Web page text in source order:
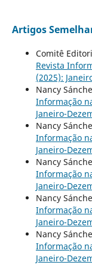
Artigos
Comitê
Revista
(2025):
Nancy
Informação
Janeiro-
Nancy
Informação
Janeiro-
Nancy
Informação
Janeiro-
Nancy
Informação
Janeiro-
Nancy
Informação
Janeiro-